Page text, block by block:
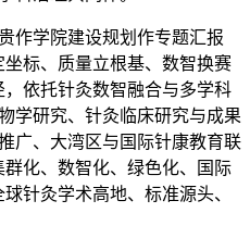
学院建设规划作专题汇报
标、质量立根基、数智换赛
依托针灸数智融合与多学科
学研究、针灸临床研究与成果
广、大湾区与国际针康教育联
化、数智化、绿色化、国际
针灸学术高地、标准源头、